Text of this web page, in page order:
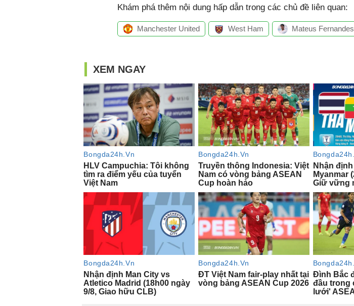
Khám phá thêm nội dung hấp dẫn trong các chủ đề liên quan:
Manchester United West Ham Mateus Fernandes